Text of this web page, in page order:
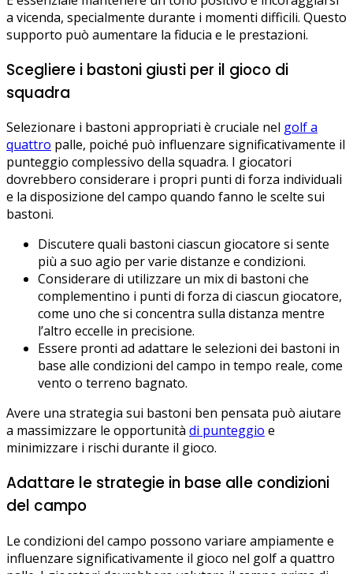
a vicenda, specialmente durante i momenti difficili. Questo
supporto può aumentare la fiducia e le prestazioni.
Scegliere i bastoni giusti per il gioco di
squadra
Selezionare i bastoni appropriati è cruciale nel golf a
quattro palle, poiché può influenzare significativamente il
punteggio complessivo della squadra. I giocatori
dovrebbero considerare i propri punti di forza individuali
e la disposizione del campo quando fanno le scelte sui
bastoni.
Discutere quali bastoni ciascun giocatore si sente
più a suo agio per varie distanze e condizioni.
Considerare di utilizzare un mix di bastoni che
complementino i punti di forza di ciascun giocatore,
come uno che si concentra sulla distanza mentre
l’altro eccelle in precisione.
Essere pronti ad adattare le selezioni dei bastoni in
base alle condizioni del campo in tempo reale, come
vento o terreno bagnato.
Avere una strategia sui bastoni ben pensata può aiutare
a massimizzare le opportunità di punteggio e
minimizzare i rischi durante il gioco.
Adattare le strategie in base alle condizioni
del campo
Le condizioni del campo possono variare ampiamente e
influenzare significativamente il gioco nel golf a quattro